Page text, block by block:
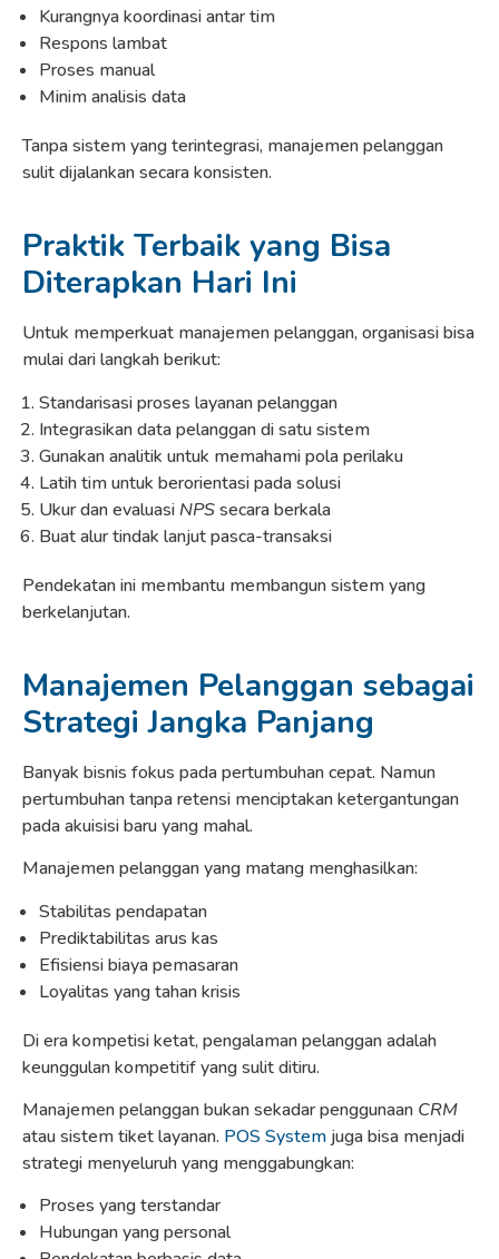
Kurangnya koordinasi antar tim
Respons lambat
Proses manual
Minim analisis data
Tanpa sistem yang terintegrasi, manajemen pelanggan
sulit dijalankan secara konsisten.
Praktik Terbaik yang Bisa
Diterapkan Hari Ini
Untuk memperkuat manajemen pelanggan, organisasi bisa
mulai dari langkah berikut:
Standarisasi proses layanan pelanggan
Integrasikan data pelanggan di satu sistem
Gunakan analitik untuk memahami pola perilaku
Latih tim untuk berorientasi pada solusi
Ukur dan evaluasi NPSsecara berkala
Buat alur tindak lanjut pasca-transaksi
Pendekatan ini membantu membangun sistem yang
berkelanjutan.
Manajemen Pelanggan sebagai
Strategi Jangka Panjang
Banyak bisnis fokus pada pertumbuhan cepat. Namun
pertumbuhan tanpa retensi menciptakan ketergantungan
pada akuisisi baru yang mahal.
Manajemen pelanggan yang matang menghasilkan:
Stabilitas pendapatan
Prediktabilitas arus kas
Efisiensi biaya pemasaran
Loyalitas yang tahan krisis
Di era kompetisi ketat, pengalaman pelanggan adalah
keunggulan kompetitif yang sulit ditiru.
Manajemen pelanggan bukan sekadar penggunaan CRM
atau sistem tiket layanan. POS System juga bisa menjadi
strategi menyeluruh yang menggabungkan:
Proses yang terstandar
Hubungan yang personal